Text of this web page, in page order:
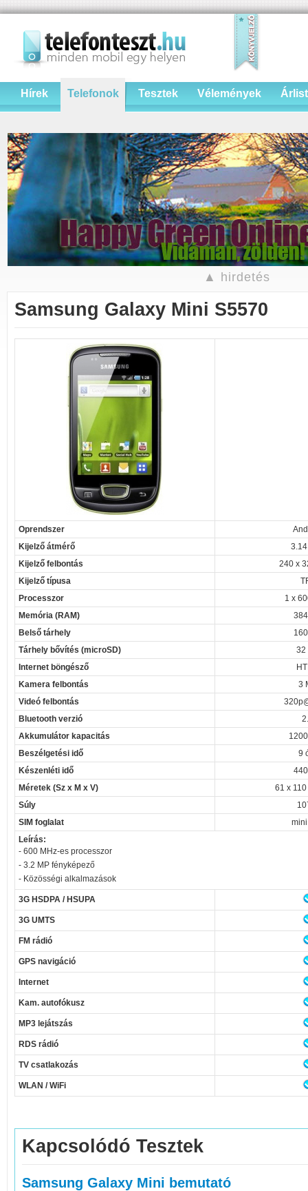
Hírek Telefonok Tesztek Vélemények
▲ hirdetés
Samsung Galaxy Mini S5570
Oprendszer
Kijelző átmérő
Kijelző felbontás
240 x
Kijelző típusa
Processzor
1 x
Memória (RAM)
Belső tárhely
Tárhely bővítés (microSD)
32
Internet böngésző
Kamera felbontás
3
Videó felbontás
Bluetooth verzió
Akkumulátor kapacitás
Beszélgetési idő
9
Készenléti idő
Méretek (Sz x M x V)
61 x
Súly
SIM foglalat
Leírás:
- 600 MHz-es processzor
- 3.2 MP fényképező
- Közösségi alkalmazások
3G HSDPA / HSUPA
3G UMTS
FM rádió
GPS navigáció
Internet
Kam. autofókusz
MP3 lejátszás
RDS rádió
TV csatlakozás
WLAN / WiFi
Kapcsolódó Tesztek
Samsung Galaxy Mini bemutató